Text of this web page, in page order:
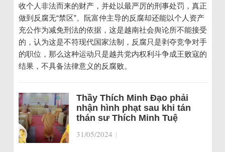
收个人非法而来的财产，并处以最严厉的刑事处罚，真正
做到反腐无“禁区”。阮富仲主导的反腐却还能以个人资产
充公作为减免刑法的依据，这是越南社会舆论所不能接受
的，认为这是不符现代国家法制，反腐只是剥夺竞争对手
的职位，那么这种运动只是越共党内权利斗争成王败寇的
结果，不具备法律意义的反腐败。
Thầy Thích Minh Đạo phải
nhận hình phạt sau khi tán
thán sư Thích Minh Tuệ
31/05/2024 |